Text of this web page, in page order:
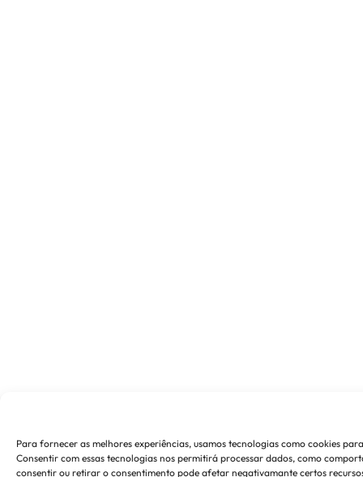
Para fornecer as melhores experiências, usamos tecnologias como cookies
Consentir com essas tecnologias nos permitirá processar dados, como
consentir ou retirar o consentimento pode afetar negativamante certos